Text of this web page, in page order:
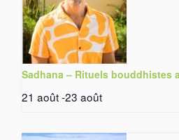
Sadhana – Rituels bouddhistes
21 août-23 août